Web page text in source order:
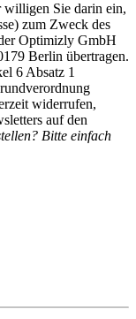
Sie darin ein,
zum Zweck des
Optimizly GmbH
Berlin übertragen.
6 Absatz 1
widerrufen,
auf den
Bitte einfach